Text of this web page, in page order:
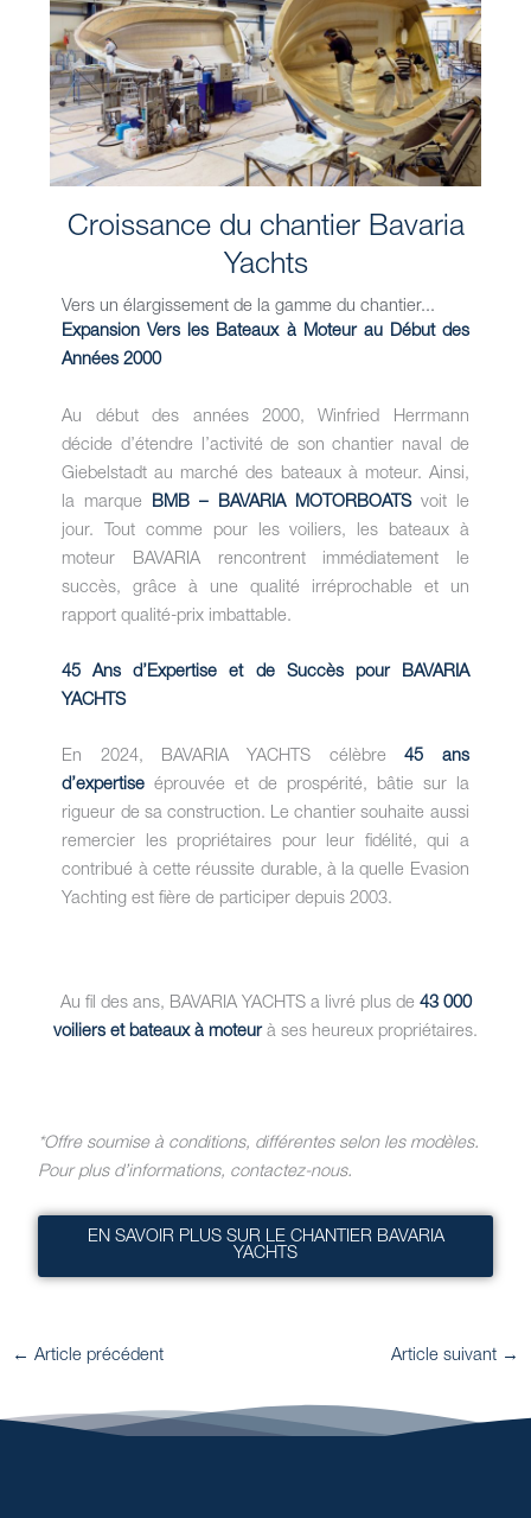
Croissance du chantier Bavaria
Yachts
Vers un élargissement de la gamme du chantier...
Expansion Vers les Bateaux à Moteur au Début des
Années 2000
Au début des années 2000, Winfried Herrmann
décide d’étendre l’activité de son chantier naval de
Giebelstadt au marché des bateaux à moteur. Ainsi,
la marque
BMB – BAVARIA MOTORBOATSvoit le
jour. Tout comme pour les voiliers, les bateaux à
moteur BAVARIA rencontrent immédiatement le
succès, grâce à une qualité irréprochable et un
rapport qualité-prix imbattable.
45 Ans d’Expertise et de Succès pour BAVARIA
YACHTS
En 2024, BAVARIA YACHTS célèbre45 ans
d’expertise éprouvée et de prospérité, bâtie sur la
rigueur de sa construction. Le chantier souhaite aussi
remercier les propriétaires pour leur fidélité, qui a
contribué à cette réussite durable, à la quelle Evasion
Yachting est fière de participer depuis 2003.
Au fil des ans, BAVARIA YACHTS a livré plus de 43 000
voiliers et bateaux à moteurà ses heureux propriétaires.
*Offre soumise à conditions, différentes selon les modèles.
Pour plus d’informations, contactez-nous.
EN SAVOIR PLUS SUR LE CHANTIER BAVARIA
YACHTS
← Article précédent Article suivant →